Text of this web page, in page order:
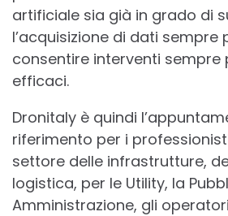
artificiale sia già in grado di
l’acquisizione di dati sempre
consentire interventi sempre
efficaci.
Dronitaly è quindi
riferimento per i
settore delle infrastrutture,
logistica, per le Utility, la
Amministrazione, gli